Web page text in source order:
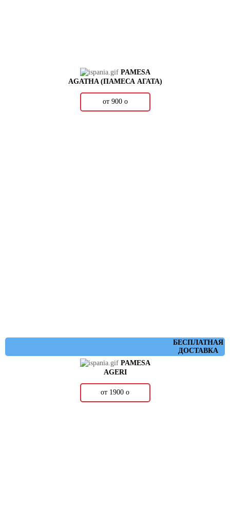
PAMESA
AGATHA (ПАМЕСА АГАТА)
от 900 о
БЕСПЛАТНАЯ
ДОСТАВКА
PAMESA
AGERI
от 1900 о